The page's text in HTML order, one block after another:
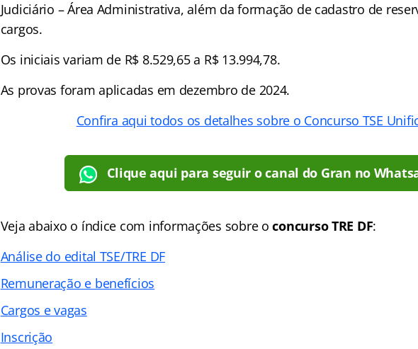
Judiciário – Área Administrativa, além da formação de cadastro de
cargos.
Os iniciais variam de R$ 8.529,65 a R$ 13.994,78.
As provas foram aplicadas em dezembro de 2024.
Confira aqui todos os detalhes sobre o Concurso TSE
Clique aqui para seguir o canal do Gran no
Veja abaixo o índice com informações sobre oconcurso TRE DF:
Análise do edital TSE/TRE DF
Remuneração e benefícios
Cargos e vagas
Inscrição